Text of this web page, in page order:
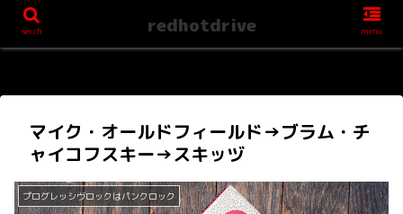
マイク・オールドフィールド→ブラム・チ
ャイコフスキー→スキッヅ
プログレッシヴロックはパンクロック
serch redhotdrive menu